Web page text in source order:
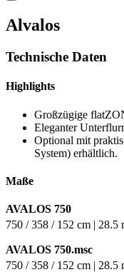
Alvalos
Technische Daten
Highlights
Großzügige
Eleganter
Optional mit
System) erhältlich.
Maße
AVALOS 750
750 / 358 / 152 cm | 28.5
AVALOS 750.msc
750 / 358 / 152 cm | 28.5